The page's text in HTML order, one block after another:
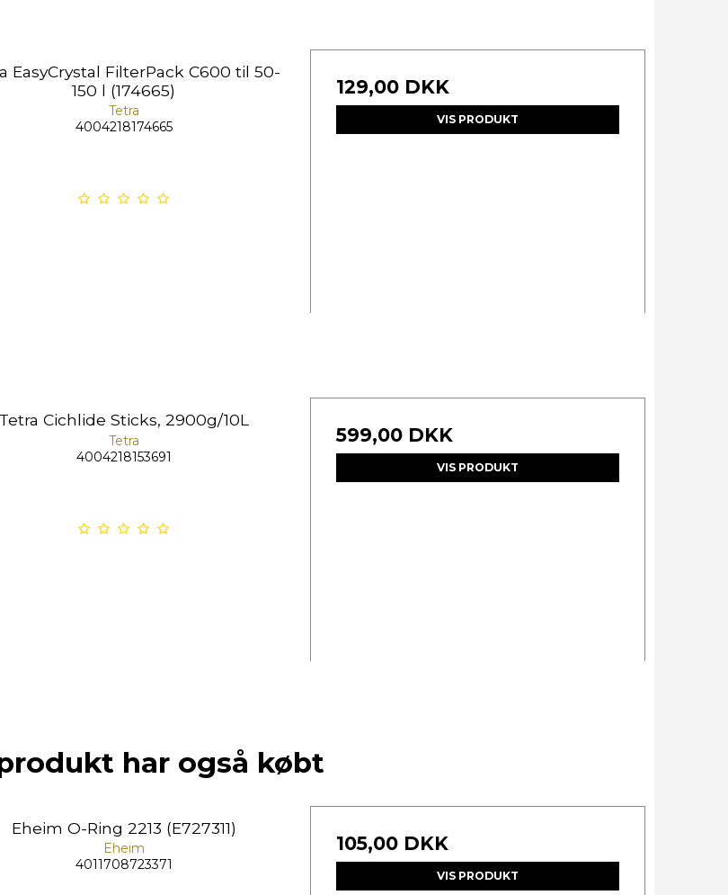
EasyCrystal FilterPack C600 til 50-
150 l (174665)
Tetra
4004218174665
129,00 DKK
VIS PRODUKT
Tetra Cichlide Sticks, 2900g/10L
Tetra
4004218153691
599,00 DKK
VIS PRODUKT
har også købt
Eheim O-Ring 2213 (E727311)
Eheim
4011708723371
105,00 DKK
VIS PRODUKT